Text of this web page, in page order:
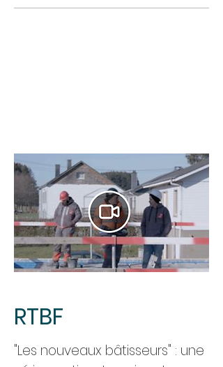
RTBF
"Les nouveaux bâtisseurs" : une